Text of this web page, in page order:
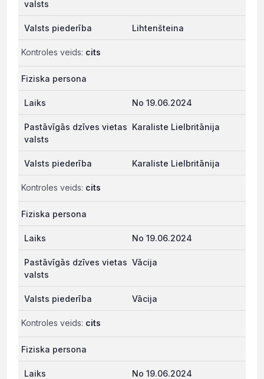
Lihtenšteina
Kontroles veids: cits
Fiziska persona
No 19.06.2024
Karaliste Lielbritānija
Karaliste Lielbritānija
Kontroles veids: cits
Fiziska persona
No 19.06.2024
Vācija
Vācija
Kontroles veids: cits
Fiziska persona
No 19.06.2024